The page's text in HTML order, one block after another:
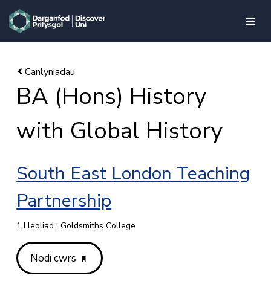
skip to main content
BA (Hons) History
with Global History
South East London Teaching
Partnership
1 Lleoliad : Goldsmiths College
Nodi cwrs